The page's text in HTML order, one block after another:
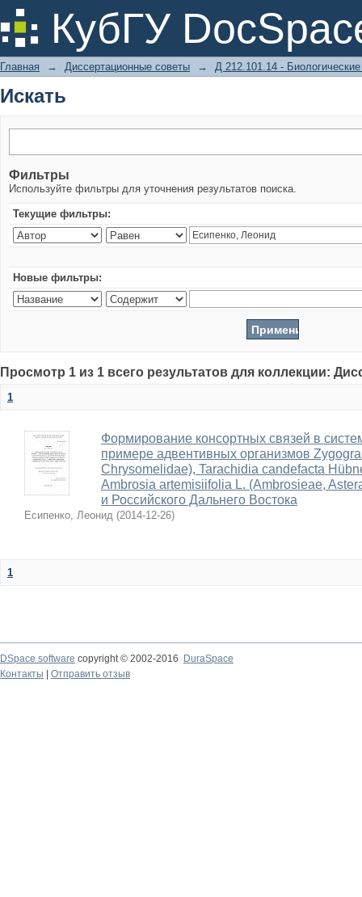
КубГУ
Искать
Главная → Диссертационные советы → Д 212.101.14 - Биологические
Искать
Фильтры
Используйте фильтры для уточнения результатов поиска.
Текущие фильтры:
Новые фильтры:
Просмотр 1 из 1 всего результатов для коллекции:
1
Формирование консортных связей в
примере адвентивных организмов
Chrysomelidae), Tarachidia candefacta
Ambrosia artemisiifolia L. (Ambrosieae,
и Российского Дальнего Востока
Есипенко, Леонид (2014-12-26)
1
DSpace software copyright © 2002-2016
DuraSpace
Контакты
Отправить отзыв